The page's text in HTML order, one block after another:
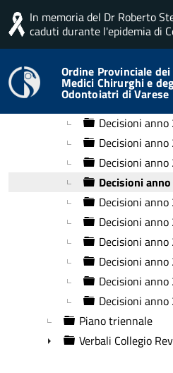
In memoria del Dr Roberto
caduti durante l'epidemia di
Ordine Provinciale dei
Medici Chirurghi e
Odontoiatri di Varese
Home Docman categorie
▼
Amministrazione
Decisioni
Decisioni anno
Decisioni anno
Decisioni
Decisioni
Decisioni
Decisioni anno
Decisioni anno
Decisioni anno
Decisioni
Decisioni anno
Decisioni
Piano triennale
Verbali Collegio